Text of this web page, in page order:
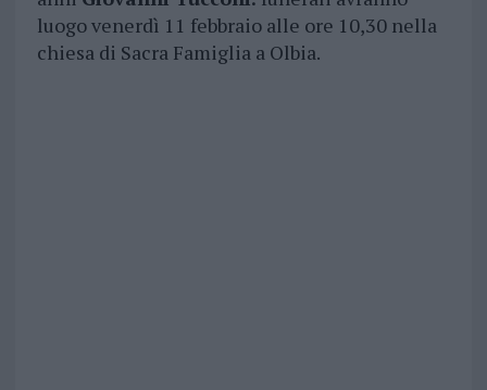
luogo venerdì 11 febbraio alle ore 10,30 nella
chiesa di Sacra Famiglia a Olbia.